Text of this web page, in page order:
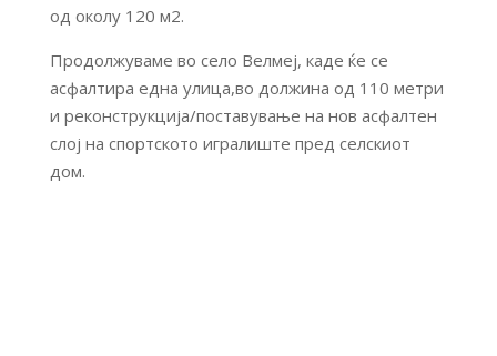
од околу 120 м2.
Продолжуваме во село Велмеј, каде ќе се
асфалтира една улица,во должина од 110 метри
и реконструкција/поставување на нов асфалтен
слој на спортското игралиште пред селскиот
дом.